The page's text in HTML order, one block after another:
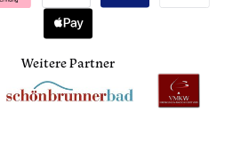
Weitere Partner